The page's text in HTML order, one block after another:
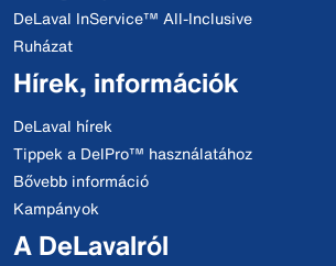
DeLaval InService™ All-Inclusive
Ruházat
Hírek, információk
DeLaval hírek
Tippek a DelPro™ használatához
Bővebb információ
Kampányok
A DeLavalról